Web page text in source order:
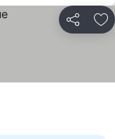
공유 즐